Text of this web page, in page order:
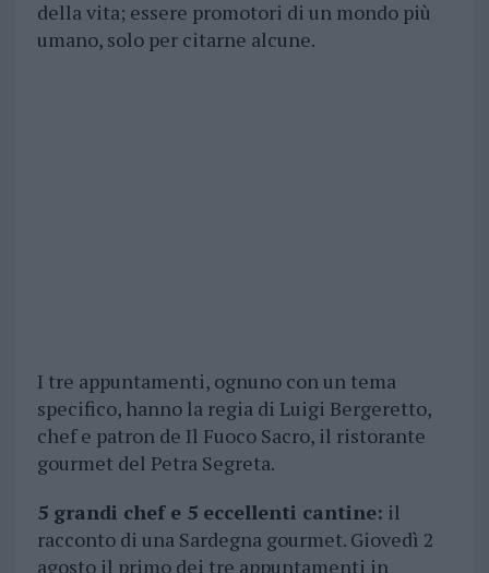
della vita; essere promotori di un mondo più
umano, solo per citarne alcune.
I tre appuntamenti, ognuno con un tema
specifico, hanno la regia di Luigi Bergeretto,
chef e patron de Il Fuoco Sacro, il ristorante
gourmet del Petra Segreta.
5 grandi chef e 5 eccellenti cantine: il
racconto di una Sardegna gourmet. Giovedì 2
agosto il primo dei tre appuntamenti in